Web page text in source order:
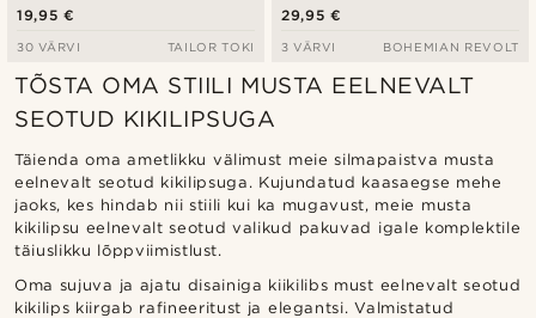
19,95 €
30 VÄRVI TAILOR TOKI
29,95 €
3 VÄRVI BOHEMIAN REVOLT
TÕSTA OMA STIILI MUSTA EELNEVALT
SEOTUD KIKILIPSUGA
Täienda oma ametlikku välimust meie silmapaistva musta
eelnevalt seotud kikilipsuga. Kujundatud kaasaegse mehe
jaoks, kes hindab nii stiili kui ka mugavust, meie musta
kikilipsu eelnevalt seotud valikud pakuvad igale komplektile
täiuslikku lõppviimistlust.
Oma sujuva ja ajatu disainiga kiikilibs must eelnevalt seotud
kikilips kiirgab rafineeritust ja elegantsi. Valmistatud